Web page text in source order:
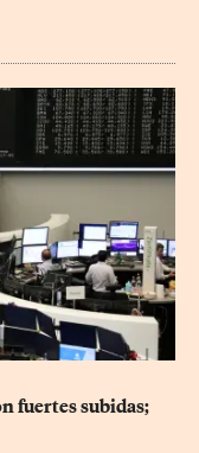
fuertes subidas;